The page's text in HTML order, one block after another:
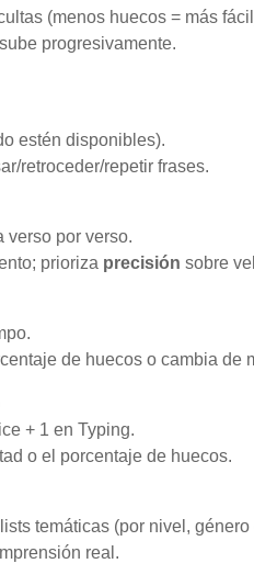
(menos huecos = más
progresivamente.
estén disponibles).
retroceder/repetir frases.
verso por verso.
prioriza precisión sobre
de huecos o cambia
+ 1 en Typing.
o el porcentaje de huecos.
temáticas (por nivel, género
real.